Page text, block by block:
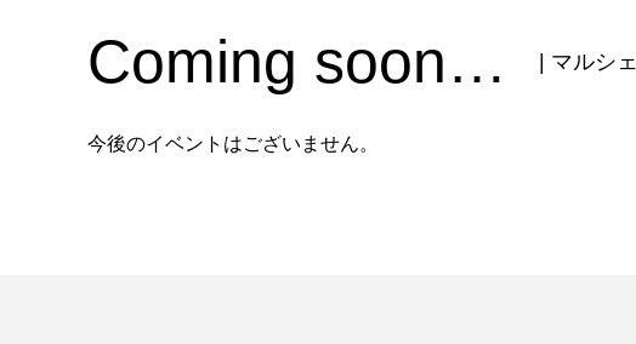
Coming soon… | マルシェ
今後のイベントはございません。